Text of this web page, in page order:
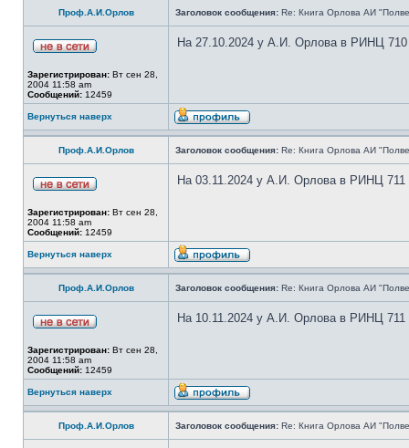
Проф.А.И.Орлов Заголовок сообщения: Re: Книга Орлова АИ
Зарегистрирован: Вт сен 28,
2004 11:58 am
Сообщений: 12459
На 27.10.2024 у А.И. Орлова в РИНЦ 710
Вернуться наверх
Проф.А.И.Орлов Заголовок сообщения: Re: Книга Орлова АИ
Зарегистрирован: Вт сен 28,
2004 11:58 am
Сообщений: 12459
На 03.11.2024 у А.И. Орлова в РИНЦ 711
Вернуться наверх
Проф.А.И.Орлов Заголовок сообщения: Re: Книга Орлова АИ
Зарегистрирован: Вт сен 28,
2004 11:58 am
Сообщений: 12459
На 10.11.2024 у А.И. Орлова в РИНЦ 711
Вернуться наверх
Проф.А.И.Орлов Заголовок сообщения: Re: Книга Орлова АИ